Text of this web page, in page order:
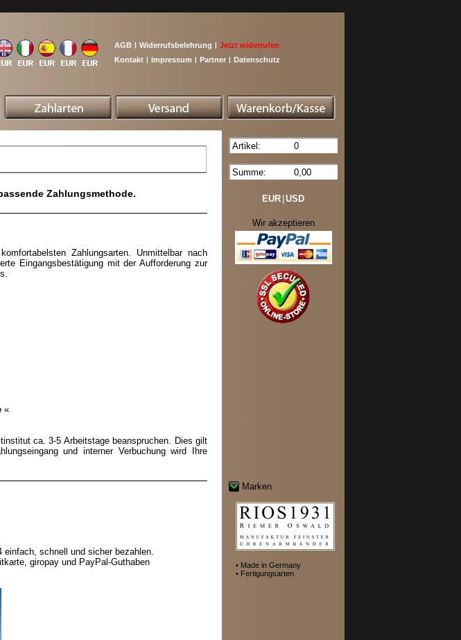
AGB | Widerrufsbelehrung | Jetzt widerrufen
Kontakt | Impressum | Partner | Datenschutz
Zahlungsmethode.
Zahlungsarten. Unmittelbar nach
Eingangsbestätigung mit der Aufforderung zur
«
ca. 3-5 Arbeitstage beanspruchen. Dies gilt
und interner Verbuchung wird Ihre
schnell und sicher bezahlen.
giropay und PayPal-Guthaben
Artikel: 0
Summe: 0,00
EUR USD
Wir akzeptieren
Marken
• Made in Germany
• Fertigungsarten